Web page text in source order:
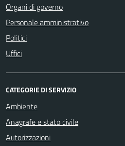
Organi di governo
Personale amministrativo
Politici
Uffici
CATEGORIE DI SERVIZIO
Ambiente
Anagrafe e stato civile
Autorizzazioni